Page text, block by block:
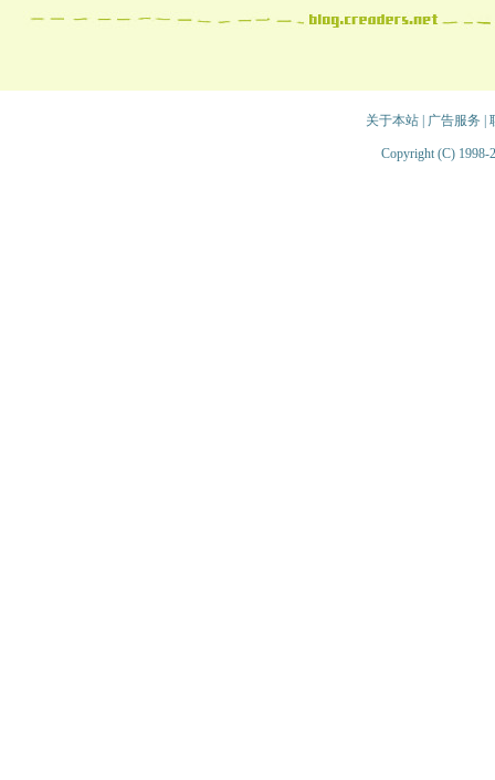
关于本站| 广告服务
Copyright (C) 1998-